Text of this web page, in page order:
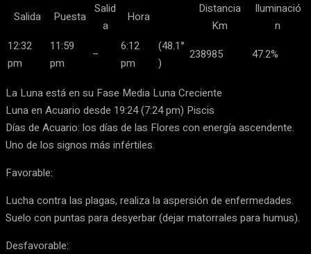
Salida
Puesta
Salid
a
Hora
Distancia
Km
Iluminació
n
12:32
pm
11:59
pm
–
6:12
pm
(48.1°
)
238985 47.2%
La Luna está en su Fase Media Luna Creciente
Luna en Acuario desde 19:24 (7:24 pm) Piscis
Días de Acuario: los días de las Flores con energía ascendente.
Uno de los signos más infértiles.
Favorable:
Lucha contra las plagas, realiza la aspersión de enfermedades.
Suelo con puntas para desyerbar (dejar matorrales para humus).
Desfavorable: